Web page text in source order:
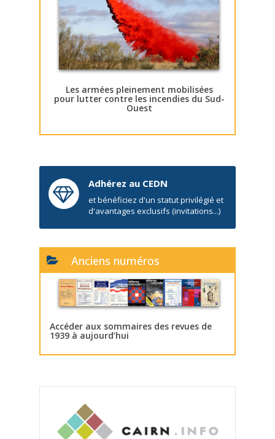
Les armées pleinement mobilisées
pour lutter contre les incendies du Sud-
Ouest
Adhérez au CEDN
et bénéficiez d'un statut privilégié et
d'avantages exclusifs (invitations...)
Anciens numéros
Accéder aux sommaires des revues de
1939 à aujourd’hui